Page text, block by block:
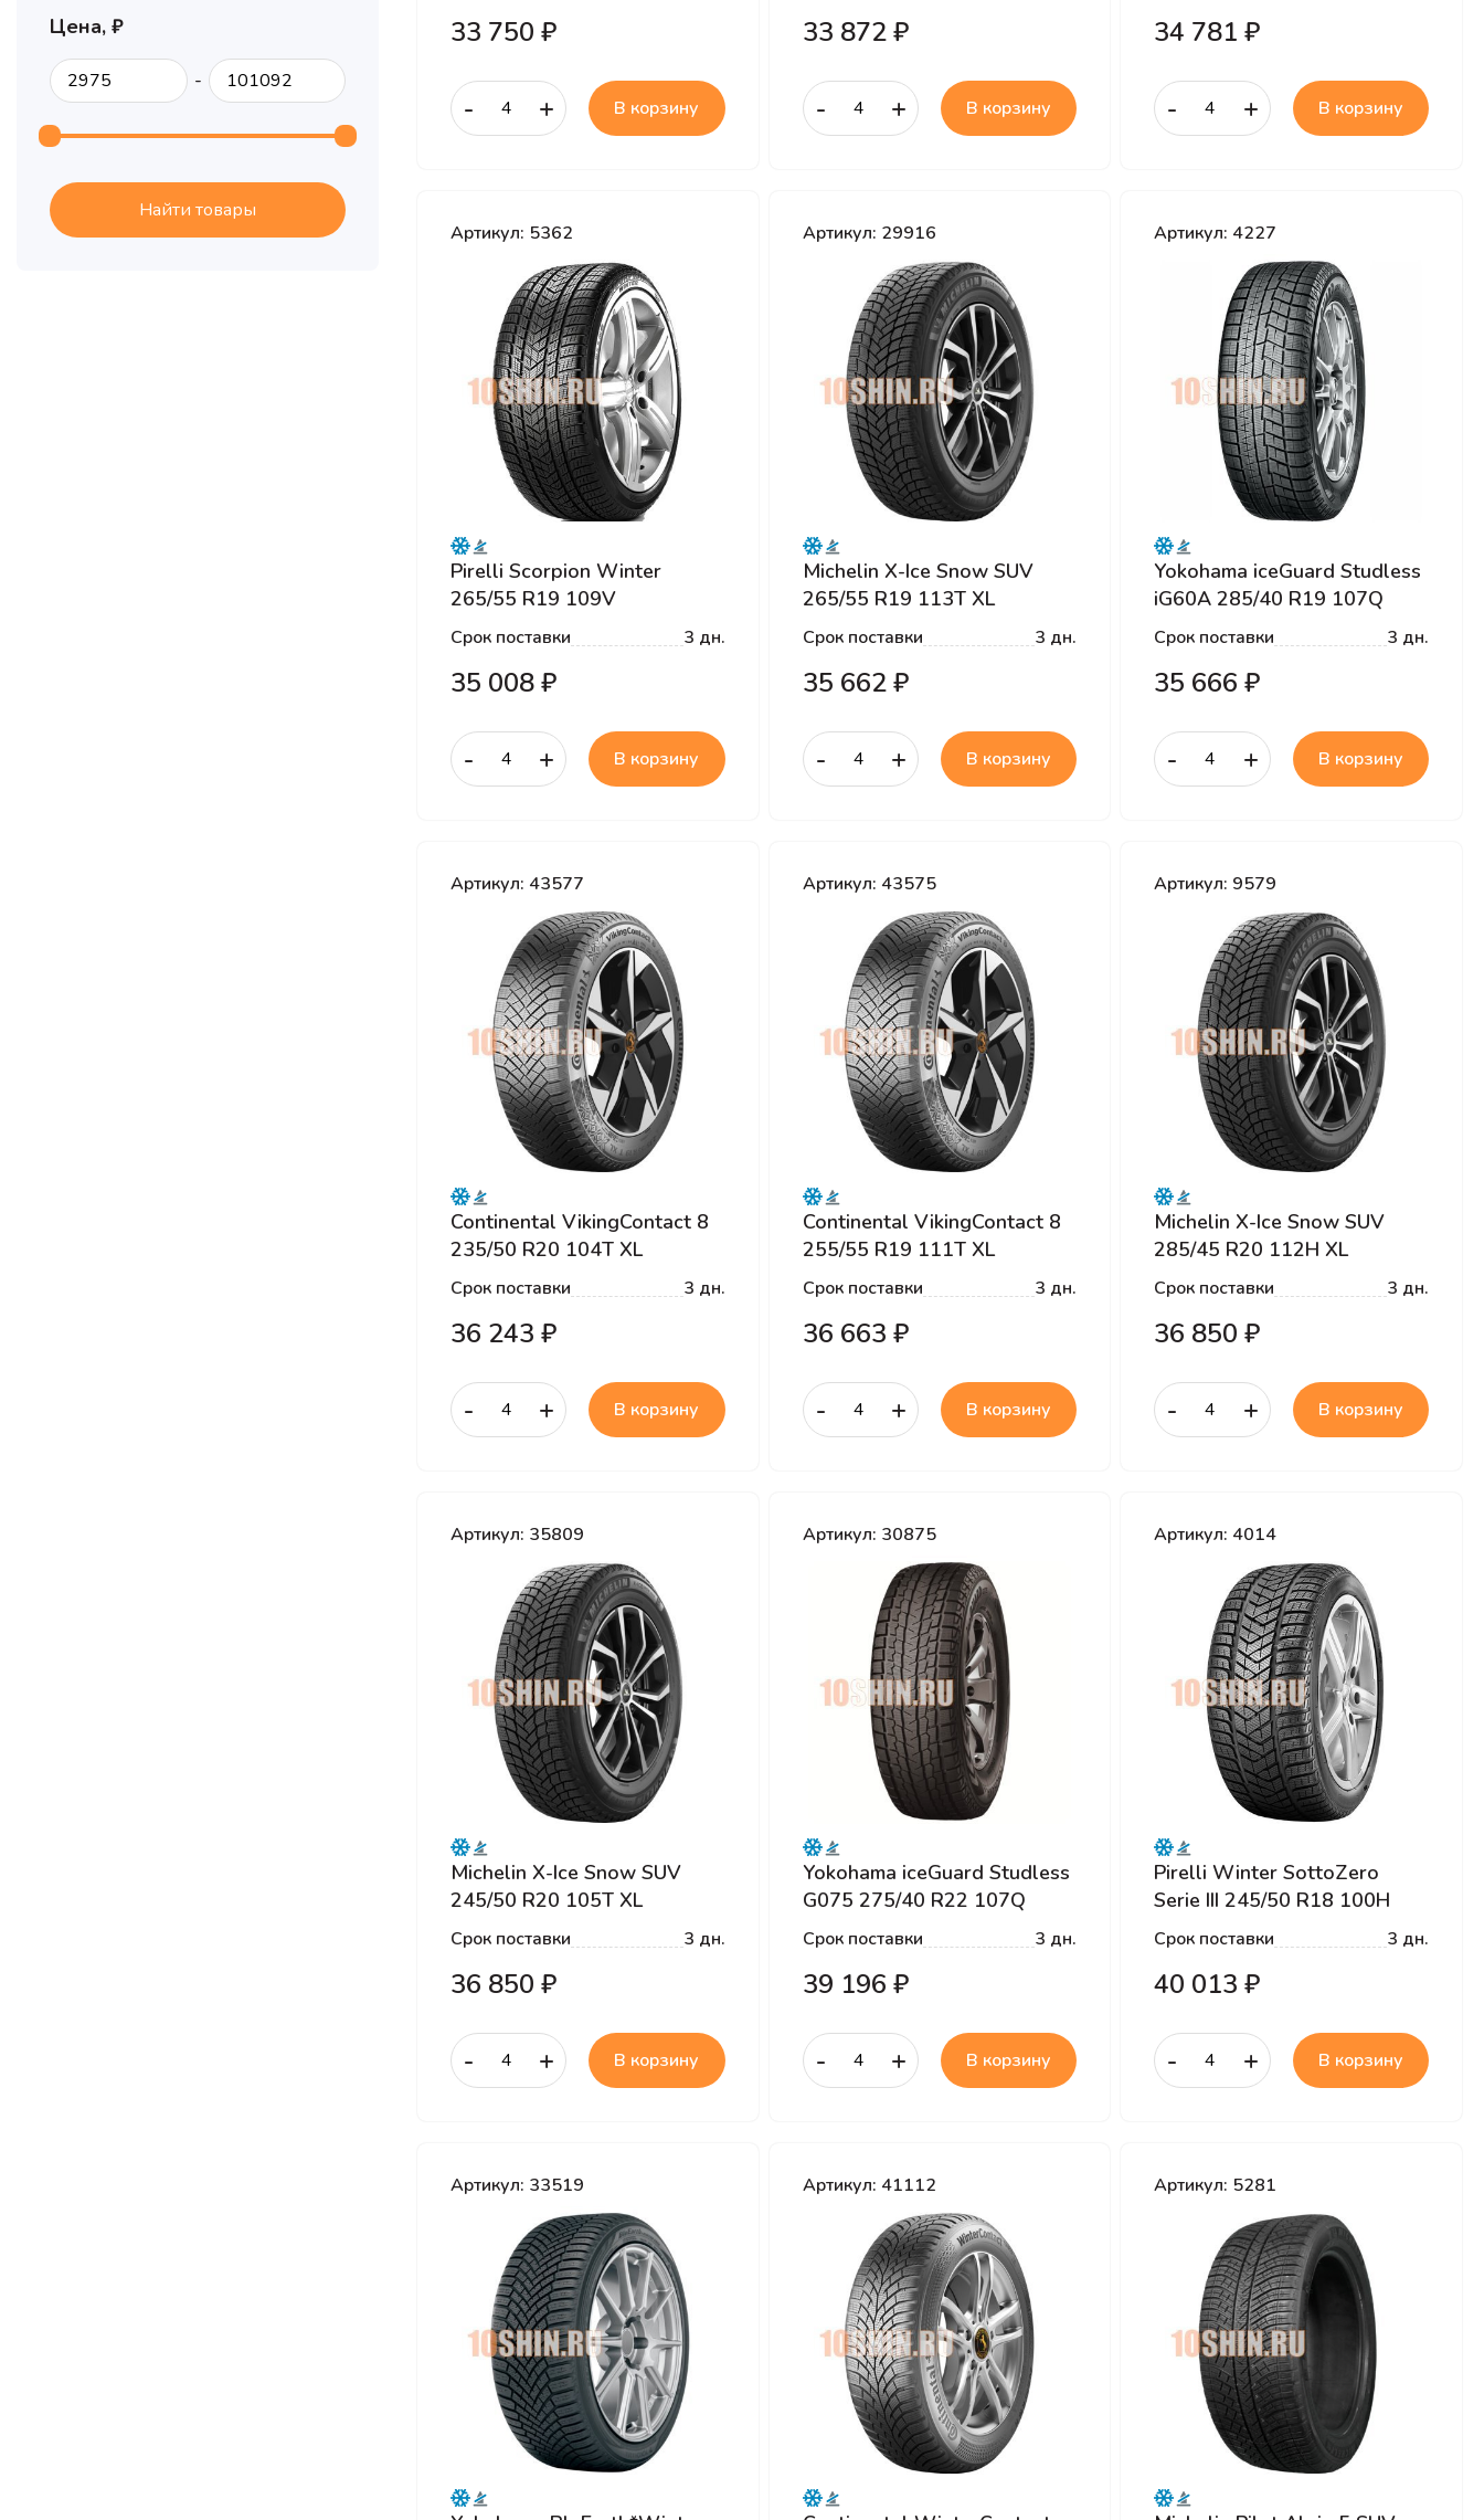
Continental
CONTYRE
Cordiant
Crossleader
DoubleStar
Dunlop
Цена, ₽
-
Найти товары
33 750 ₽
- + В корзину
33 872 ₽
- + В корзину
34 781 ₽
- + В корзину
Артикул: 5362
Pirelli Scorpion Winter
265/55 R19 109V
Срок поставки 3 дн.
35 008 ₽
- + В корзину
Артикул: 29916
Michelin X-Ice Snow SUV
265/55 R19 113T XL
Срок поставки 3 дн.
35 662 ₽
- + В корзину
Артикул: 4227
Yokohama iceGuard Studless
iG60A 285/40 R19 107Q
Срок поставки 3 дн.
35 666 ₽
- + В корзину
Артикул: 43577
Continental VikingContact 8
235/50 R20 104T XL
Срок поставки 3 дн.
36 243 ₽
- + В корзину
Артикул: 43575
Continental VikingContact 8
255/55 R19 111T XL
Срок поставки 3 дн.
36 663 ₽
- + В корзину
Артикул: 9579
Michelin X-Ice Snow SUV
285/45 R20 112H XL
Срок поставки 3 дн.
36 850 ₽
- + В корзину
Артикул: 35809
Michelin X-Ice Snow SUV
245/50 R20 105T XL
Срок поставки 3 дн.
36 850 ₽
- + В корзину
Артикул: 30875
Yokohama iceGuard Studless
G075 275/40 R22 107Q
Срок поставки 3 дн.
39 196 ₽
- + В корзину
Артикул: 4014
Pirelli Winter SottoZero
Serie III 245/50 R18 100H
Runflat
Срок поставки 3 дн.
40 013 ₽
- + В корзину
Артикул: 33519 Артикул: 41112 Артикул: 5281